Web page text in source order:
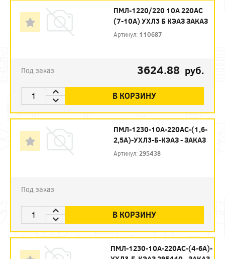
ПМЛ-1220/220 10А 220AC
(7-10А) УХЛ3 Б КЭАЗ ЗАКАЗ
Артикул: 110687
Под заказ 3624.88 руб.
В КОРЗИНУ
ПМЛ-1230-10А-220АС-(1,6-
2,5А)-УХЛ3-Б-КЭАЗ - ЗАКАЗ
Артикул: 295438
Под заказ
В КОРЗИНУ
ПМЛ-1230-10А-220АС-(4-6А)-